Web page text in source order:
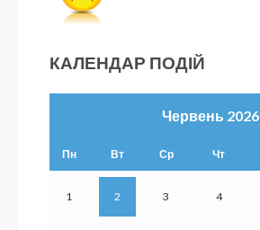
КАЛЕНДАР ПОДІЙ
Червень 2026
Пн Вт Ср Чт
1 2 3 4